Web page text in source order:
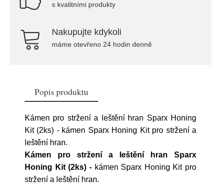
s kvalitními produkty
Nakupujte kdykoli
máme otevřeno 24 hodin denně
Popis produktu
Kámen pro stržení a leštění hran Sparx Honing
Kit (2ks) - kámen Sparx Honing Kit pro stržení a
leštění hran.
Kámen pro stržení a leštění hran Sparx
Honing Kit (2ks) -kámen Sparx Honing Kit pro
stržení a leštění hran.